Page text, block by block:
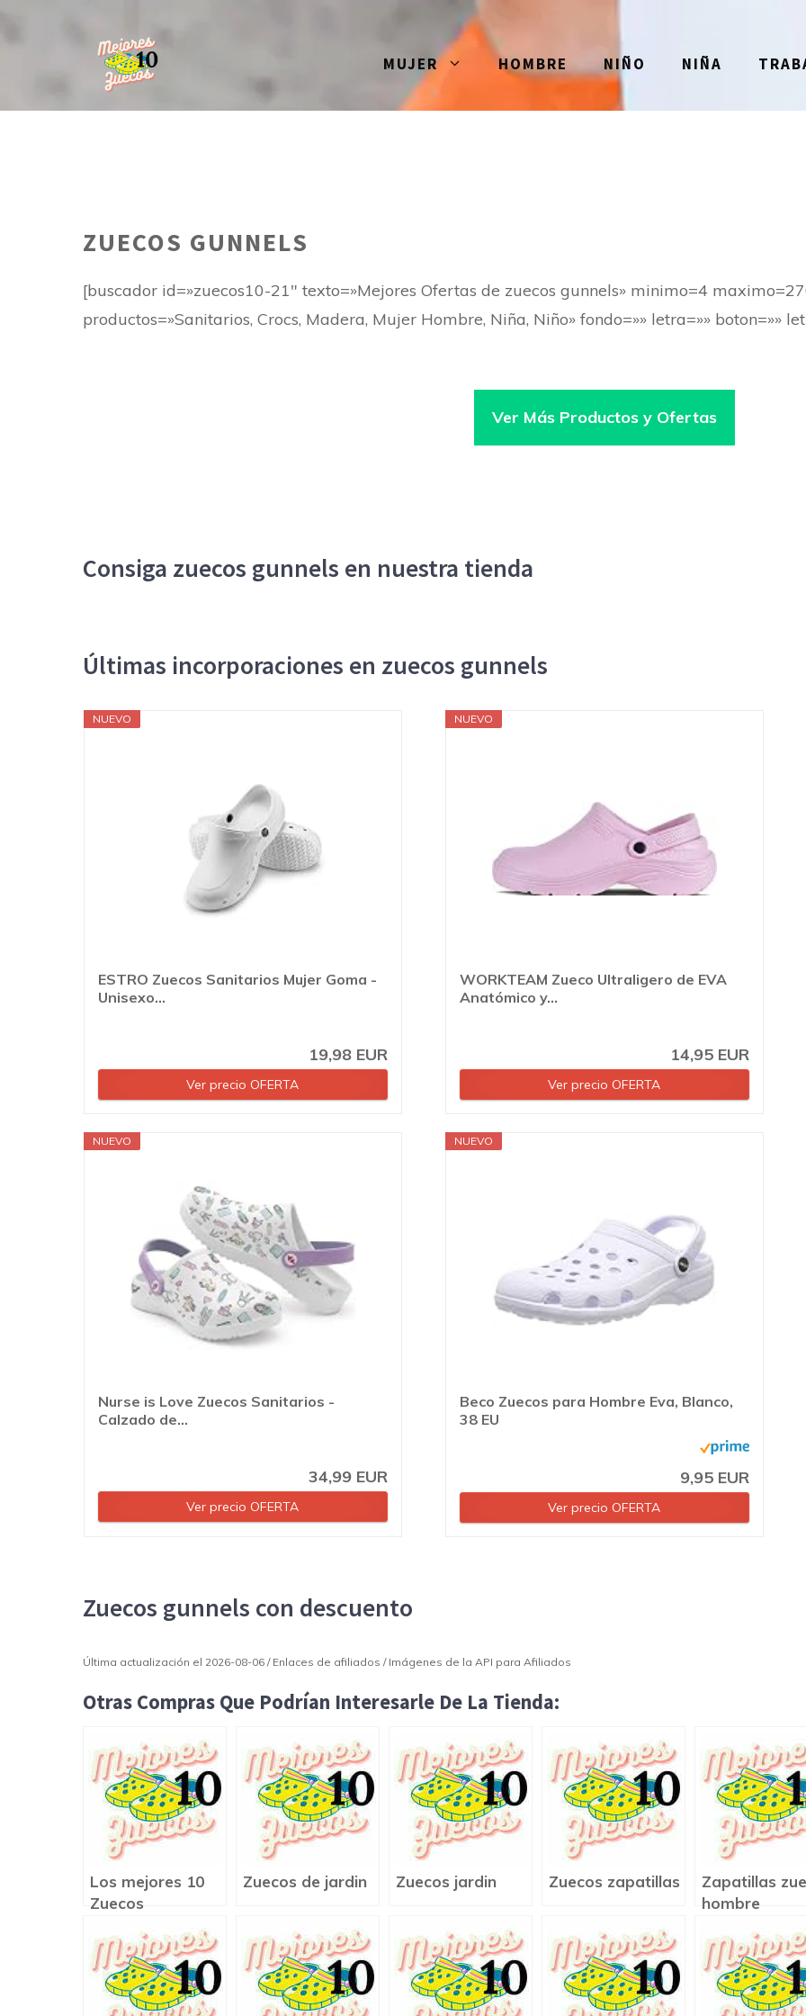
al
MUJER HOMBRE NIÑO NIÑA
ZUECOS GUNNELS
[buscador id=»zuecos10-21″ texto=»Mejores Ofertas de zuecos gunnels» minimo=4
productos=»Sanitarios, Crocs, Madera, Mujer Hombre, Niña, Niño» fondo=»» letra=»» boton=»»
Ver Más Productos y Ofertas
Consiga zuecos gunnels en nuestra tienda
Últimas incorporaciones en zuecos gunnels
NUEVO
ESTRO Zuecos Sanitarios Mujer Goma -
Unisexo...
19,98 EUR
Ver precio OFERTA
NUEVO
WORKTEAM Zueco Ultraligero de EVA
Anatómico y...
14,95 EUR
Ver precio OFERTA
NUEVO
Nurse is Love Zuecos Sanitarios -
Calzado de...
34,99 EUR
Ver precio OFERTA
NUEVO
Beco Zuecos para Hombre Eva, Blanco,
38 EU
9,95 EUR
Ver precio OFERTA
Zuecos gunnels con descuento
Última actualización el 2026-08-06 / Enlaces de afiliados / Imágenes de la API para Afiliados
Otras Compras Que Podrían Interesarle De La Tienda:
Los mejores 10
Zuecos
Zuecos de jardin Zuecos jardin Zuecos zapatillas
Zapatillas
hombre